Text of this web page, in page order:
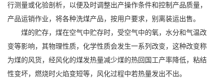
行测量或化验剖析，以便及时调整出产操作条件和控制产品质量，
产品运销作业，将各种洗煤产品，按用户要求，别离装运出售。
煤的贮存，煤在空气中贮存时，受空气中的氧，水分和气温改
变等影响，其物理性质，化学性质会发生一系列改变，这种改变称
为煤的风货，经风化的煤发热量减少煤的热回国工产率降低，粘结
性变坏，燃烧时火焰变短等，风化过程中若热量发出不出。